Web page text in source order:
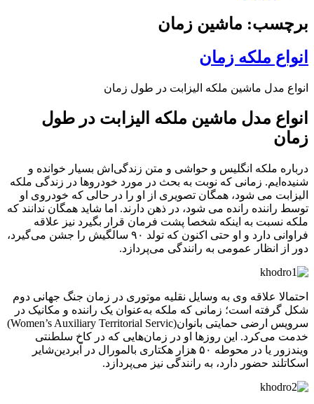
برچسب: ماشین زمان
انواع ملکه زمان
انواع مدل ماشین ملکه الیزابت در طول زمان
انواع مدل ماشین ملکه الیزابت در طول
زمان
درباره ملکه انگلیس و حواشی و متن زندگی‌اش بسیار خوانده و
شنیده‌ایم. زمانی که نوبت به بحث در مورد خودروها در زندگی ملکه
الیزابت می شود، همگان تصویری از او را در حالی که خودروی او
توسط راننده رانده می شود، در ذهن دارند. اما شاید همگان ندانند که
ملکه نسبت به اینکه شخصا پشت فرمان قرار بگیرد نیز علاقه
فراوانی دارد و او حتی اکنون که تولد ۹۰ سالگیش را جشن می‌گیرد،
دور از انظار عمومی به رانندگی می‌پردازد.
احتمالا علاقه وی به وسایل نقلیه موتوری در زمان جنگ جهانی دوم
شکل گرفته است؛ زمانی که ملکه به‌عنوان یک راننده و مکانیک در
سرویس ارضی حمایتی بانوان(Women’s Auxiliary Territorial Servic)
خدمت می‌کرد. این روزها او در زمان‌هایی که در کاخ سلطنتی
ویندزور یا در محوطه ۵۰ هزار هکتاری بالمورال در آبردین‌شایر
اسکاتلند حضور دارد، به رانندگی نیز می‌پردازد.